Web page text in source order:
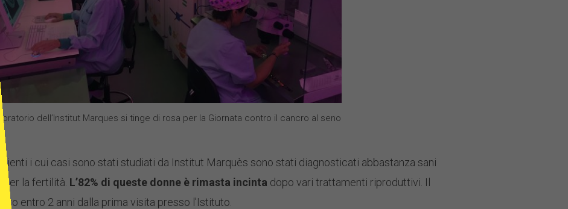
dell’Institut Marques si tinge di rosa per la Giornata contro il cancro al seno
i cui casi sono stati studiati da Institut Marquès sono stati diagnosticati abbastanza sani
per la fertilità. L’82% di queste donne è rimasta incinta dopo vari trattamenti riproduttivi. Il
entro 2 anni dalla prima visita presso l’Istituto.